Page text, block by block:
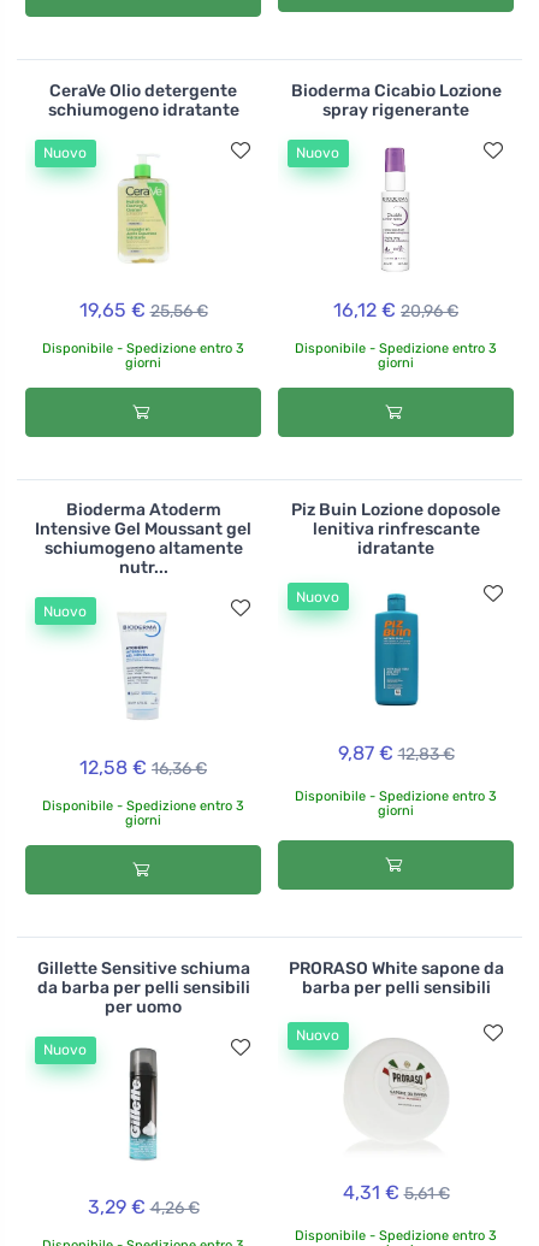
CeraVe Olio detergente
schiumogeno idratante
Nuovo
19,65 € 25,56 €
Disponibile - Spedizione entro 3
giorni
Bioderma Cicabio Lozione
spray rigenerante
Nuovo
16,12 € 20,96 €
Disponibile - Spedizione entro 3
giorni
Bioderma Atoderm
Intensive Gel Moussant gel
schiumogeno altamente
nutr...
Nuovo
12,58 € 16,36 €
Disponibile - Spedizione entro 3
giorni
Piz Buin Lozione doposole
lenitiva rinfrescante
idratante
Nuovo
9,87 € 12,83 €
Disponibile - Spedizione entro 3
giorni
Gillette Sensitive schiuma
da barba per pelli sensibili
per uomo
Nuovo
3,29 € 4,26 €
PRORASO White sapone da
barba per pelli sensibili
Nuovo
4,31 € 5,61 €
Disponibile - Spedizione entro 3